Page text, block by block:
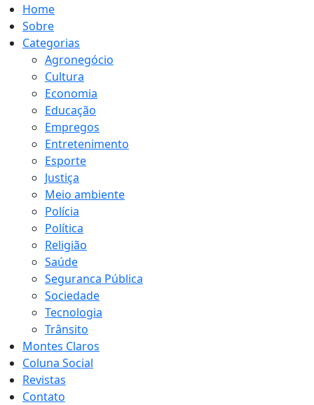
Home
Sobre
Categorias
Agronegócio
Cultura
Economia
Educação
Empregos
Entretenimento
Esporte
Justiça
Meio ambiente
Polícia
Política
Religião
Saúde
Seguranca Pública
Sociedade
Tecnologia
Trânsito
Montes Claros
Coluna Social
Revistas
Contato